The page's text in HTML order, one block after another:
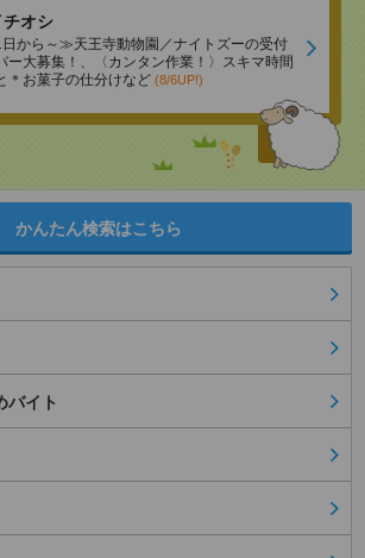
オシ
から～≫天王寺動物園／ナイトズーの受付
ー大募集！、〈カンタン作業！〉スキマ時間
＊お菓子の仕分けなど (8/6UP!)
かんたん検索はこちら
バイト